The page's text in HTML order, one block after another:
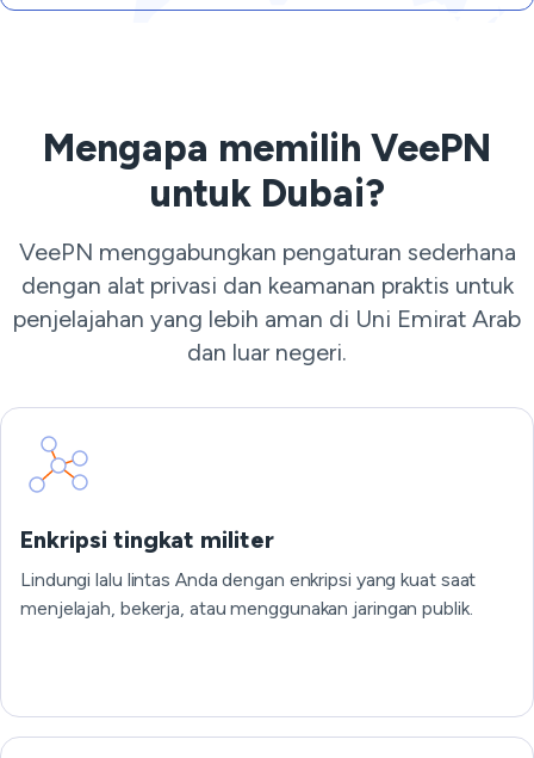
Mengapa memilih VeePN
untuk Dubai?
VeePN menggabungkan pengaturan sederhana
dengan alat privasi dan keamanan praktis untuk
penjelajahan yang lebih aman di Uni Emirat Arab
dan luar negeri.
Enkripsi tingkat militer
Lindungi lalu lintas Anda dengan enkripsi yang kuat saat
menjelajah, bekerja, atau menggunakan jaringan publik.